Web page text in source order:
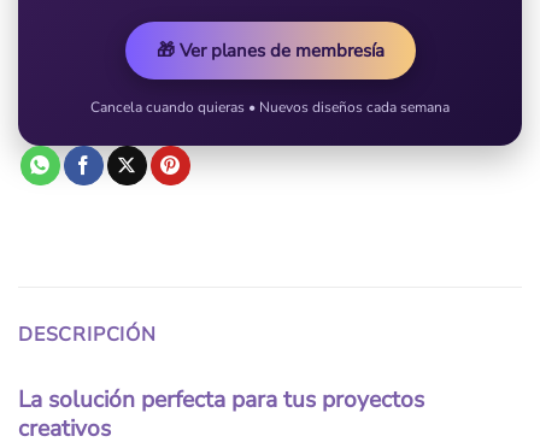
🎁 Ver planes de membresía
Cancela cuando quieras • Nuevos diseños cada semana
DESCRIPCIÓN
La solución perfecta para tus proyectos
creativos